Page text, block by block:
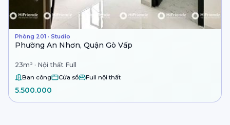
Phòng 201 · Studio
Phường An Nhơn, Quận Gò Vấp
23m² · Nội thất Full
Ban công Cửa sổ Full nội thất
5.500.000